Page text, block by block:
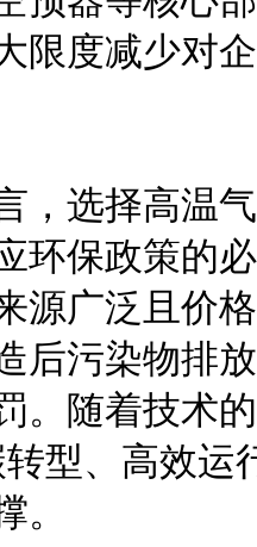
限度减少对
，选择高温
环保政策的
源广泛且价
后污染物排
。随着技术
型、高效运
。